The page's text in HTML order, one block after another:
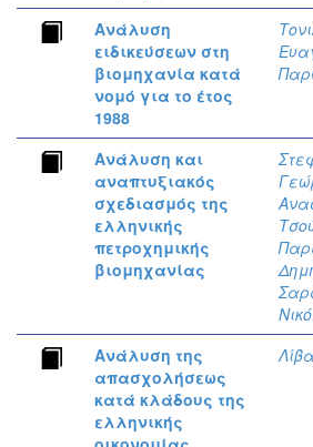
Ανάλυση
ειδικεύσεων στη
βιομηχανία κατά
νομό για το έτος
1988
Ανάλυση και
αναπτυξιακός
σχεδιασμός της
ελληνικής
πετροχημικής
βιομηχανίας
Ανάλυση της
απασχολήσεως
κατά κλάδους της
ελληνικής